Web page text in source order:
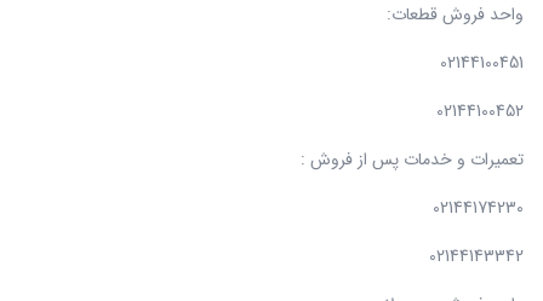
واحد فروش قطعات:
02144100451
02144100452
تعمیرات و خدمات پس از فروش :
02144174230
02144143342